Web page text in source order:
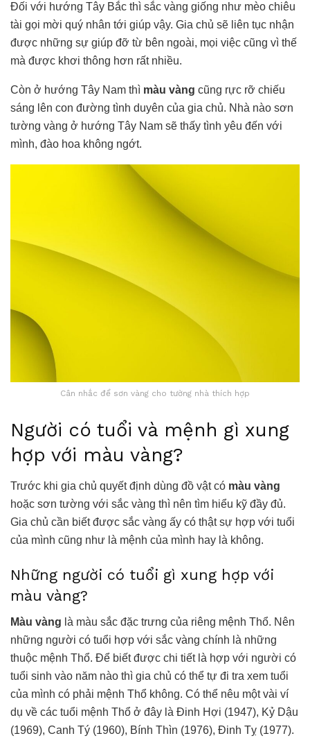
Đối với hướng Tây Bắc thì sắc vàng giống như mèo chiêu
tài gọi mời quý nhân tới giúp vậy. Gia chủ sẽ liên tục nhận
được những sự giúp đỡ từ bên ngoài, mọi việc cũng vì thế
mà được khơi thông hơn rất nhiều.
Còn ở hướng Tây Nam thì màu vàng cũng rực rỡ chiếu
sáng lên con đường tình duyên của gia chủ. Nhà nào sơn
tường vàng ở hướng Tây Nam sẽ thấy tình yêu đến với
mình, đào hoa không ngớt.
Cân nhắc để sơn vàng cho tường nhà thích hợp
Người có tuổi và mệnh gì xung
hợp với màu vàng?
Trước khi gia chủ quyết định dùng đồ vật có màu vàng
hoặc sơn tường với sắc vàng thì nên tìm hiểu kỹ đầy đủ.
Gia chủ cần biết được sắc vàng ấy có thật sự hợp với tuổi
của mình cũng như là mệnh của mình hay là không.
Những người có tuổi gì xung hợp với
màu vàng?
Màu vàng là màu sắc đặc trưng của riêng mệnh Thổ. Nên
những người có tuổi hợp với sắc vàng chính là những
thuộc mệnh Thổ. Để biết được chi tiết là hợp với người có
tuổi sinh vào năm nào thì gia chủ có thể tự đi tra xem tuổi
của mình có phải mệnh Thổ không. Có thể nêu một vài ví
dụ về các tuổi mệnh Thổ ở đây là Đinh Hợi (1947), Kỷ Dậu
(1969), Canh Tý (1960), Bính Thìn (1976), Đinh Tỵ (1977).